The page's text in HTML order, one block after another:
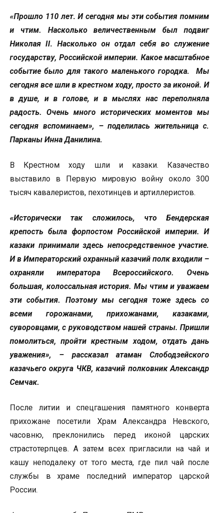
«Прошло 110 лет. И сегодня мы эти события помним
и чтим. Насколько величественным был подвиг
Николая II. Насколько он отдал себя во служение
государству, Российской империи. Какое масштабное
событие было для такого маленького городка. Мы
сегодня все шли в крестном ходу, просто за иконой. И
в душе, и в голове, и в мыслях нас переполняла
радость. Очень много исторических моментов мы
сегодня вспоминаем», – поделилась жительница с.
Парканы Инна Данилина.
В Крестном ходу шли и казаки. Казачество
выставило в Первую мировую войну около 300
тысяч кавалеристов, пехотинцев и артиллеристов.
«Исторически так сложилось, что Бендерская
крепость была форпостом Российской империи. И
казаки принимали здесь непосредственное участие.
И в Императорский охранный казачий полк входили –
охраняли императора Всероссийского. Очень
большая, колоссальная история. Мы чтим и уважаем
эти события. Поэтому мы сегодня тоже здесь со
всеми горожанами, прихожанами, казаками,
суворовцами, с руководством нашей страны. Пришли
помолиться, пройти крестным ходом, отдать дань
уважения», – рассказал атаман Слободзейского
казачьего округа ЧКВ, казачий полковник Александр
Семчак.
После литии и спецгашения памятного конверта
прихожане посетили Храм Александра Невского,
часовню, преклонились перед иконой царских
страстотерпцев. А затем всех пригласили на чай и
кашу неподалеку от того места, где пил чай после
службы в храме последний император царской
России.